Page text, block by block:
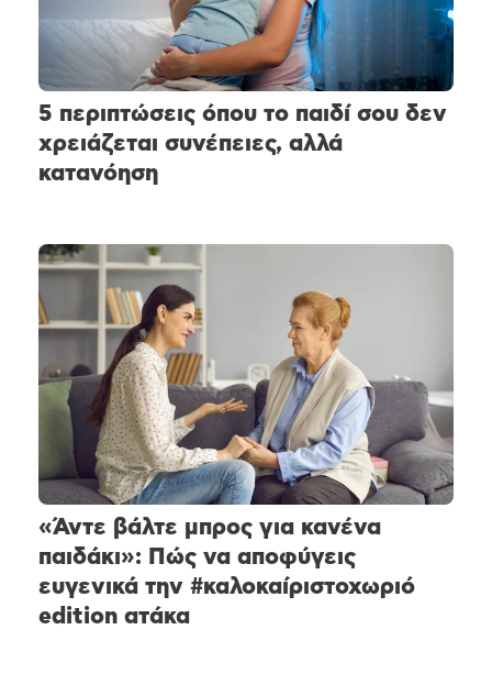
5 περιπτώσεις όπου το παιδί σου δεν
χρειάζεται συνέπειες, αλλά
κατανόηση
«Άντε βάλτε μπρος για κανένα
παιδάκι»: Πώς να αποφύγεις
ευγενικά την #καλοκαίριστοχωριό
edition ατάκα